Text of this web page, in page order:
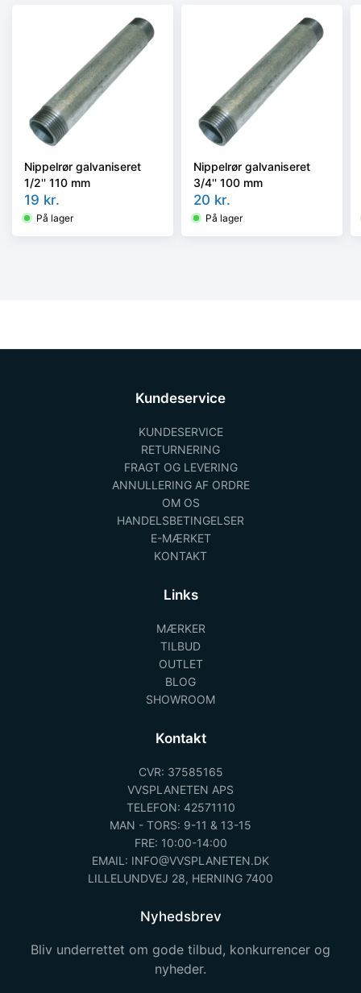
Nippelrør galvaniseret
1/2'' 110 mm
19 kr.
På lager
Nippelrør galvaniseret
3/4'' 100 mm
20 kr.
På lager
Kundeservice
KUNDESERVICE
RETURNERING
FRAGT OG LEVERING
ANNULLERING AF ORDRE
OM OS
HANDELSBETINGELSER
E-MÆRKET
KONTAKT
Links
MÆRKER
TILBUD
OUTLET
BLOG
SHOWROOM
Kontakt
CVR: 37585165
VVSPLANETEN APS
TELEFON: 42571110
MAN - TORS: 9-11 & 13-15
FRE: 10:00-14:00
EMAIL: INFO@VVSPLANETEN.DK
LILLELUNDVEJ 28, HERNING 7400
Nyhedsbrev
Bliv underrettet om gode tilbud, konkurrencer og
nyheder.